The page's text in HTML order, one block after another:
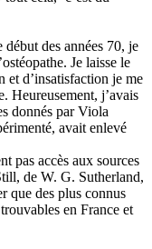
début des années 70, je
Je laisse le
et d’insatisfaction je me
Heureusement, j’avais
donnés par Viola
avait enlevé
pas accès aux sources
de W. G. Sutherland,
que des plus connus
en France et